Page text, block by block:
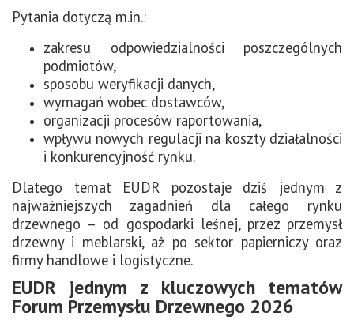
Pytania dotyczą m.in.:
zakresu odpowiedzialności poszczególnych
podmiotów,
sposobu weryfikacji danych,
wymagań wobec dostawców,
organizacji procesów raportowania,
wpływu nowych regulacji na koszty działalności
i konkurencyjność rynku.
Dlatego temat EUDR pozostaje dziś jednym z
najważniejszych zagadnień dla całego rynku
drzewnego – od gospodarki leśnej, przez przemysł
drzewny i meblarski, aż po sektor papierniczy oraz
firmy handlowe i logistyczne.
EUDR jednym z kluczowych tematów
Forum Przemysłu Drzewnego 2026